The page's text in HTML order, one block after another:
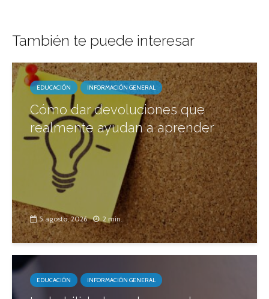
También te puede interesar
EDUCACIÓN INFORMACIÓN GENERAL
Cómo dar devoluciones que
realmente ayudan a aprender
5 agosto, 2026 2 min.
EDUCACIÓN INFORMACIÓN GENERAL